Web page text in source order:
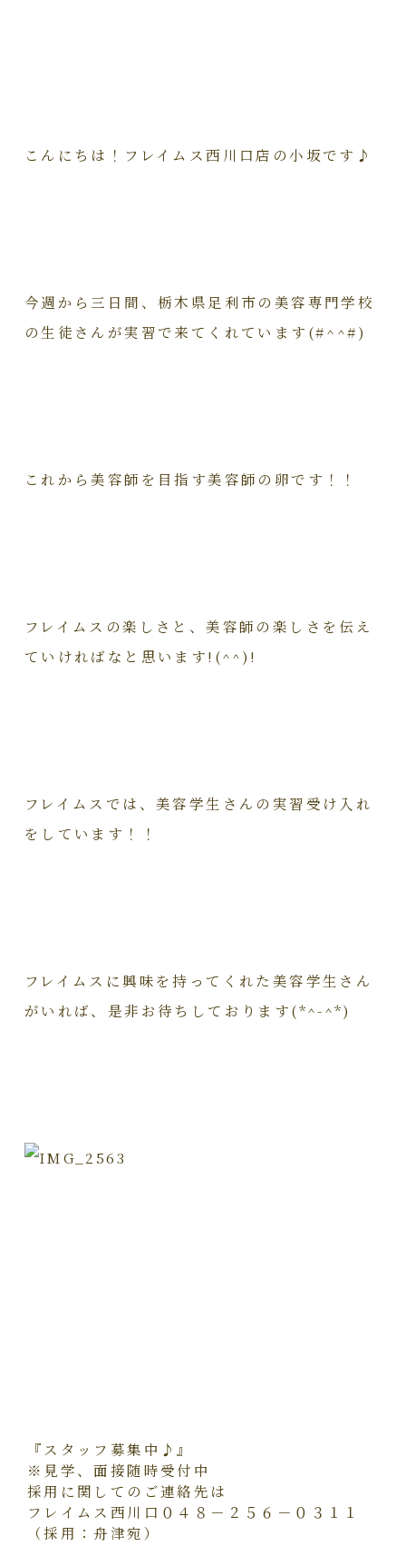
こんにちは！フレイムス西川口店の小坂です♪
今週から三日間、栃木県足利市の美容専門学校
の生徒さんが実習で来てくれています(#^^#)
これから美容師を目指す美容師の卵です！！
フレイムスの楽しさと、美容師の楽しさを伝え
ていければなと思います!(^^)!
フレイムスでは、美容学生さんの実習受け入れ
をしています！！
フレイムスに興味を持ってくれた美容学生さん
がいれば、是非お待ちしております(*^-^*)
『スタッフ募集中♪』
※見学、面接随時受付中
採用に関してのご連絡先は
フレイムス西川口０４８－２５６－０３１１
（採用：舟津宛）